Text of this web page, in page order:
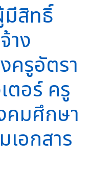
มีสิทธิ์
าง
ครูอัตรา
ตอร์ ครู
คมศึกษา
อกสาร